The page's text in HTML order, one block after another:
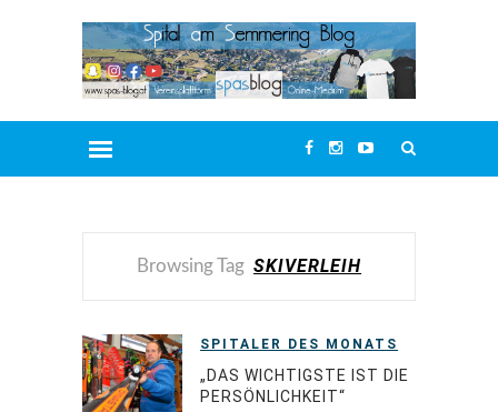
Browsing Tag SKIVERLEIH
SPITALER DES MONATS
„DAS WICHTIGSTE IST DIE
PERSÖNLICHKEIT“